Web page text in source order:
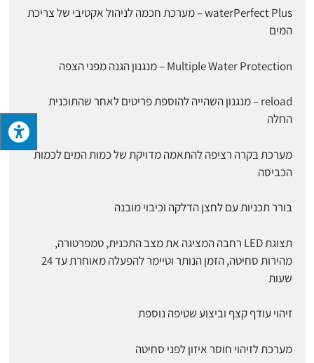
waterPerfect Plus – מערכת חכמה לניהול אקטיבי של צריכת
המים
Multiple Water Protection – מנגנון הגנה מפני הצפה
reload – מנגנון השהייה להוספת פריטים לאחר שהתוכנית
החלה
מערכת בקרה רציפה להתאמה מדויקת של כמות המים לכמות
הכביסה
בורר תכניות עם לחצן הדלקה וכיבוי מובנה
תצוגת LED רחבה המציגה את מצב התכנית, טמפרטורה,
מהירות סחיטה, הזמן הנותר וטיימר להפעלה מאוחרת עד 24
שעות
זיהוי עודף קצף וביצוע שטיפה נוספת
מערכת לזיהוי חוסר איזון לפני סחיטה